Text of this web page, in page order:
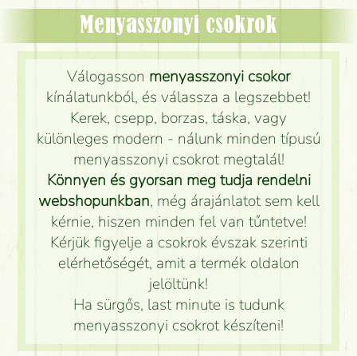
Menyasszonyi csokrok
Válogasson menyasszonyi csokor
kínálatunkból, és válassza a legszebbet!
Kerek, csepp, borzas, táska, vagy
különleges modern - nálunk minden típusú
menyasszonyi csokrot megtalál!
Könnyen és gyorsan meg tudja rendelni
webshopunkban, még árajánlatot sem kell
kérnie, hiszen minden fel van tűntetve!
Kérjük figyelje a csokrok évszak szerinti
elérhetőségét, amit a termék oldalon
jelöltünk!
Ha sürgős, last minute is tudunk
menyasszonyi csokrot készíteni!